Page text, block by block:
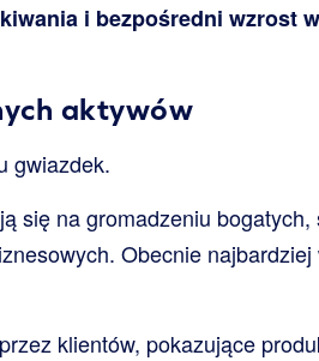
i bezpośredni wzrost
aktywów
gwiazdek.
się na gromadzeniu bogatych,
Obecnie
klientów, pokazujące